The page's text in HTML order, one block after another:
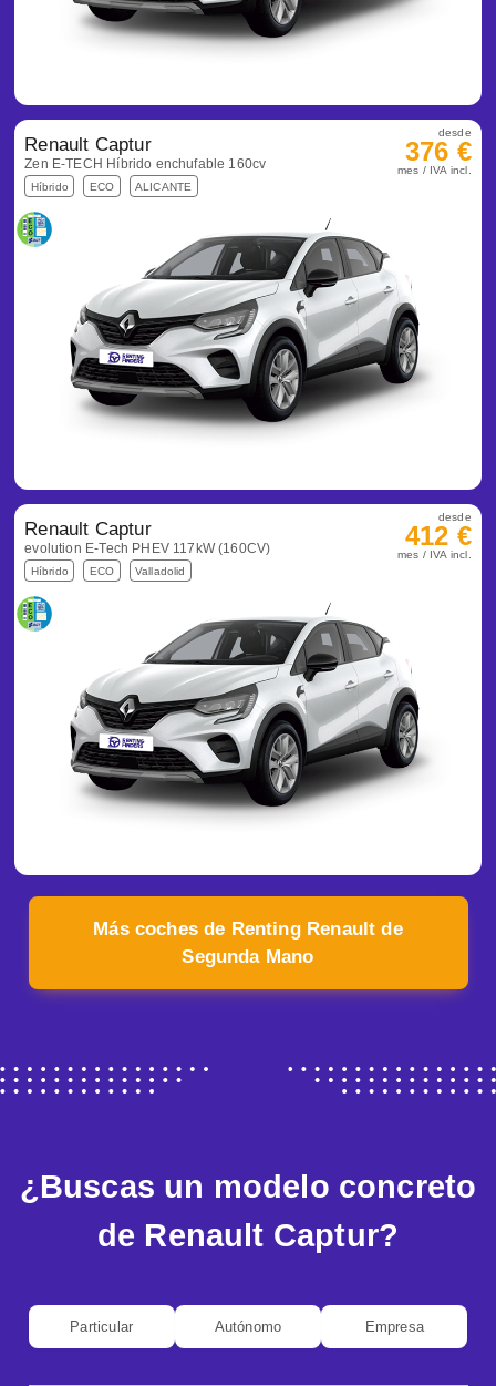
Renault Captur
Zen E-TECH Híbrido enchufable 160cv
Híbrido ECO ALICANTE
desde
376 €
mes / IVA incl.
Renault Captur
evolution E-Tech PHEV 117kW (160CV)
Híbrido ECO Valladolid
desde
412 €
mes / IVA incl.
Más coches de Renting Renault de
Segunda Mano
¿Buscas un modelo concreto
de Renault Captur?
Particular Autónomo Empresa